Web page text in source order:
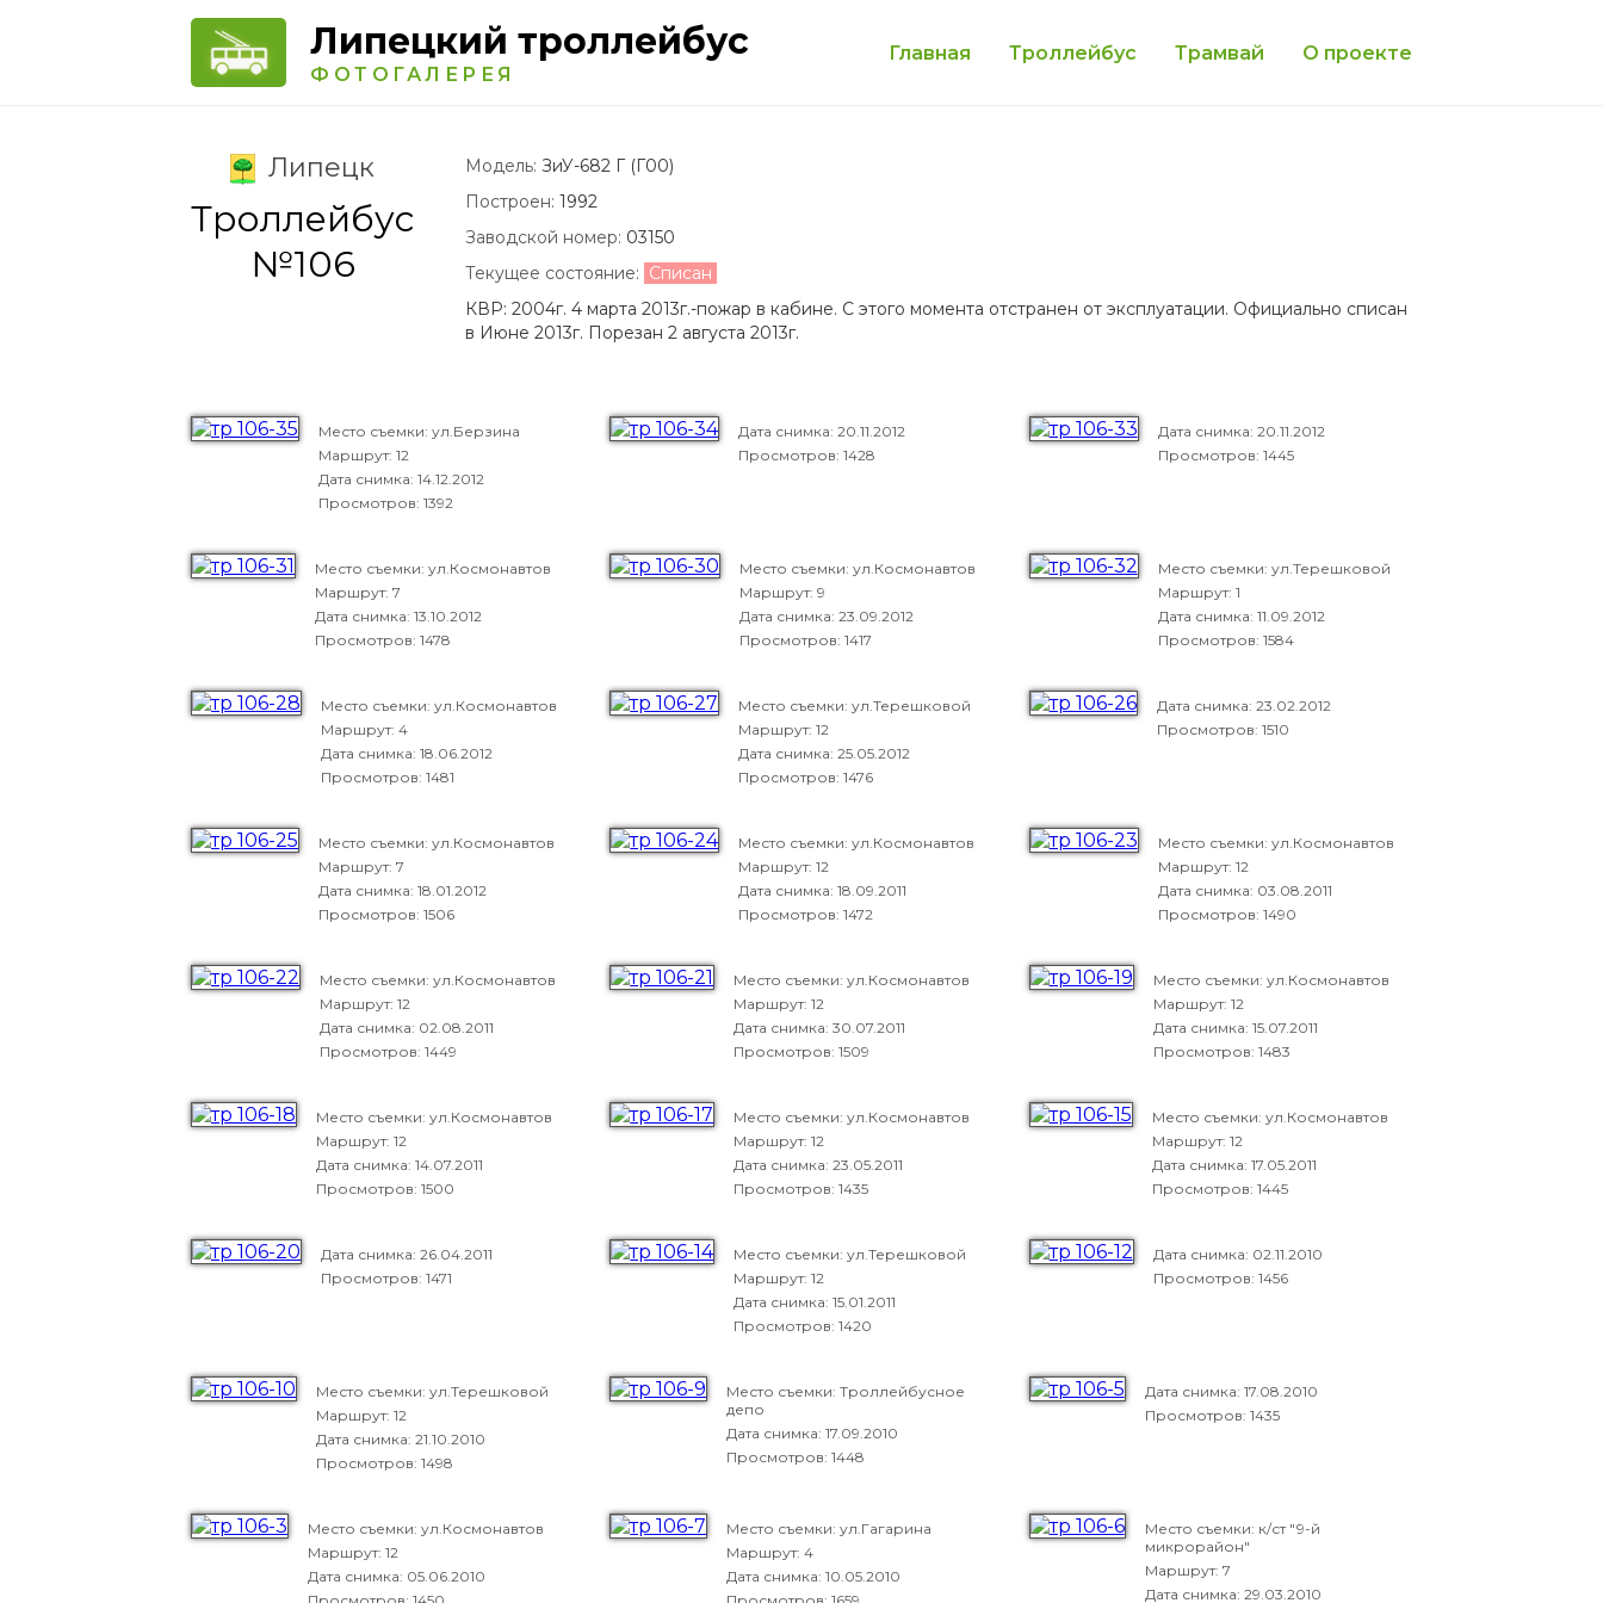
Липецкий троллейбус
ФОТОГАЛЕРЕЯ
Главная Троллейбус Трамвай О проекте
Липецк
Троллейбус
№106
Модель: ЗиУ-682 Г (Г00)
Построен: 1992
Заводской номер: 03150
Текущее состояние: Списан
КВР: 2004г. 4 марта 2013г.-пожар в кабине. С этого момента отстранен от эксплуатации. Официально списан
в Июне 2013г. Порезан 2 августа 2013г.
Место съемки: ул.Берзина
Маршрут: 12
Дата снимка: 14.12.2012
Просмотров: 1392
Дата снимка:20.11.2012
Просмотров: 1428
Дата снимка: 20.11.2012
Просмотров: 1445
Место съемки: ул.Космонавтов
Маршрут: 7
Дата снимка: 13.10.2012
Просмотров: 1478
Место съемки: ул.Космонавтов
Маршрут: 9
Дата снимка:23.09.2012
Просмотров: 1417
Место съемки: ул.Терешковой
Маршрут: 1
Дата снимка: 11.09.2012
Просмотров: 1584
Место съемки: ул.Космонавтов
Маршрут: 4
Дата снимка: 18.06.2012
Просмотров: 1481
Место съемки: ул.Терешковой
Маршрут: 12
Дата снимка:25.05.2012
Просмотров: 1476
Дата снимка: 23.02.2012
Просмотров: 1510
Место съемки: ул.Космонавтов
Маршрут: 7
Дата снимка: 18.01.2012
Просмотров: 1506
Место съемки: ул.Космонавтов
Маршрут: 12
Дата снимка:18.09.2011
Просмотров: 1472
Место съемки: ул.Космонавтов
Маршрут: 12
Дата снимка: 03.08.2011
Просмотров: 1490
Место съемки: ул.Космонавтов
Маршрут: 12
Дата снимка: 02.08.2011
Просмотров: 1449
Место съемки: ул.Космонавтов
Маршрут: 12
Дата снимка:30.07.2011
Просмотров: 1509
Место съемки: ул.Космонавтов
Маршрут: 12
Дата снимка: 15.07.2011
Просмотров: 1483
Место съемки: ул.Космонавтов
Маршрут: 12
Дата снимка: 14.07.2011
Просмотров: 1500
Место съемки: ул.Космонавтов
Маршрут: 12
Дата снимка:23.05.2011
Просмотров: 1435
Место съемки: ул.Космонавтов
Маршрут: 12
Дата снимка: 17.05.2011
Просмотров: 1445
Дата снимка: 26.04.2011
Просмотров: 1471
Место съемки: ул.Терешковой
Маршрут: 12
Дата снимка:15.01.2011
Просмотров: 1420
Дата снимка: 02.11.2010
Просмотров: 1456
Место съемки: ул.Терешковой
Маршрут: 12
Дата снимка: 21.10.2010
Просмотров: 1498
Место съемки: Троллейбусное
депо
Дата снимка:17.09.2010
Просмотров: 1448
Дата снимка: 17.08.2010
Просмотров: 1435
Место съемки: ул.Космонавтов
Маршрут: 12
Дата снимка: 05.06.2010
Место съемки: ул.Гагарина
Маршрут: 4
Дата снимка:10.05.2010
Место съемки: к/ст "9-й
микрорайон"
Маршрут: 7
Дата снимка: 29.03.2010